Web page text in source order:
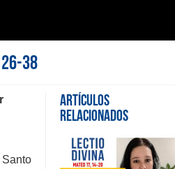
38
Artículos
Relacionados